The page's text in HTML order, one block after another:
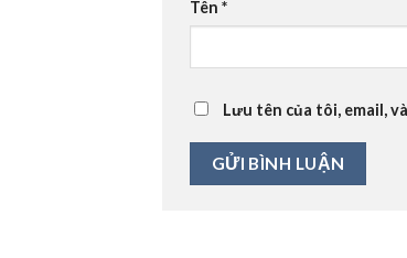
Tên *
Lưu tên của tôi, email,